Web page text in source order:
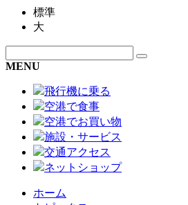
標準
大
MENU
飛行機に乗る
空港で食事
空港でお買い物
施設・サービス
交通アクセス
ネットショップ
ホーム